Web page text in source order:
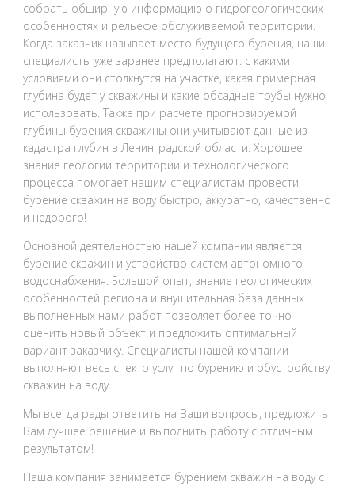
собрать обширную информацию о гидрогеологических
особенностях и рельефе обслуживаемой территории.
Когда заказчик называет место будущего бурения, наши
специалисты уже заранее предполагают: с какими
условиями они столкнутся на участке, какая примерная
глубина будет у скважины и какие обсадные трубы нужно
использовать. Также при расчете прогнозируемой
глубины бурения скважины они учитывают данные из
кадастра глубин в Ленинградской области. Хорошее
знание геологии территории и технологического
процесса помогает нашим специалистам провести
бурение скважин на воду быстро, аккуратно, качественно
и недорого!
Основной деятельностью нашей компании является
бурение скважин и устройство систем автономного
водоснабжения. Большой опыт, знание геологических
особенностей региона и внушительная база данных
выполненных нами работ позволяет более точно
оценить новый объект и предложить оптимальный
вариант заказчику. Специалисты нашей компании
выполняют весь спектр услуг по бурению и обустройству
скважин на воду.
Мы всегда рады ответить на Ваши вопросы, предложить
Вам лучшее решение и выполнить работу с отличным
результатом!
Наша компания занимается бурением скважин на воду с